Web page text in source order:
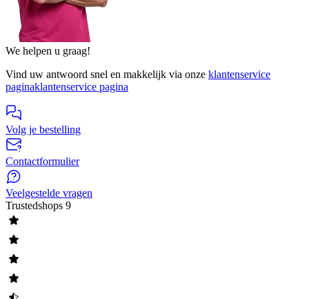
We helpen u graag!
Vind uw antwoord snel en makkelijk via onze klantenservice
paginaklantenservice pagina
Volg je bestelling
Contactformulier
Veelgestelde vragen
Trustedshops 9